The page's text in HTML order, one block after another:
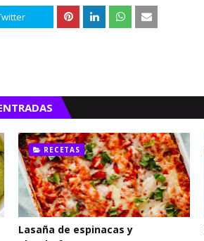
RECETAS
Lasaña de espinacas y